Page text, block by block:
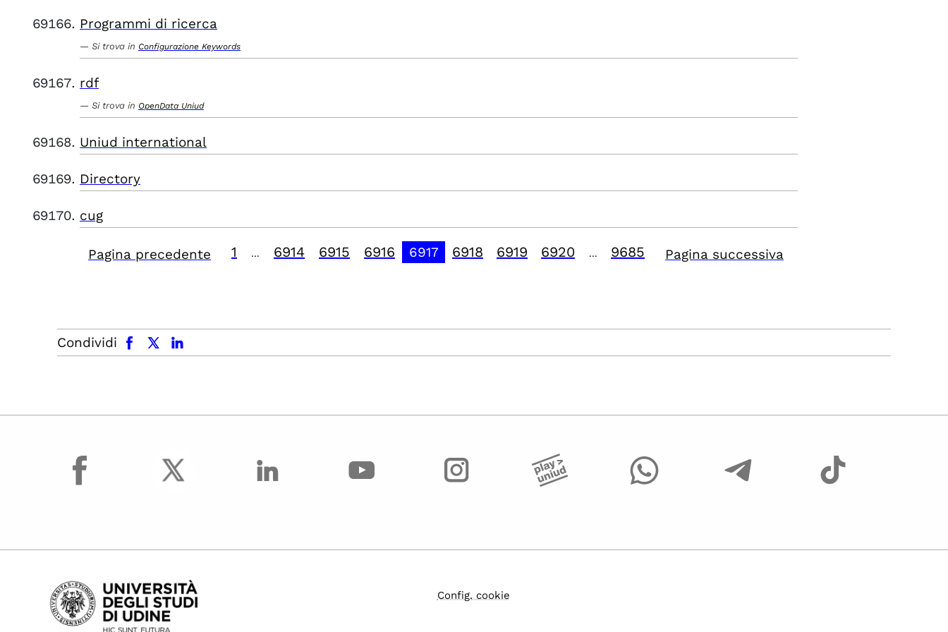
Programmi di ricerca
Si trova in Configurazione Keywords
rdf
Si trova in OpenData Uniud
Uniud international
Directory
cug
Pagina precedente 1 6914 6915 6916 6917 6918 6919 6920 9685 Pagina successiva
Condividi
facebook x.com linkedin
facebook
Config. cookie